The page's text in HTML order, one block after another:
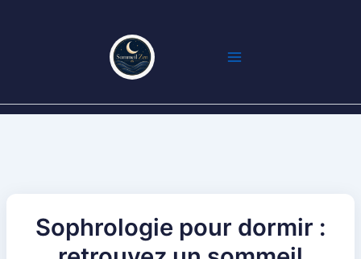
Sophrologie pour dormir :